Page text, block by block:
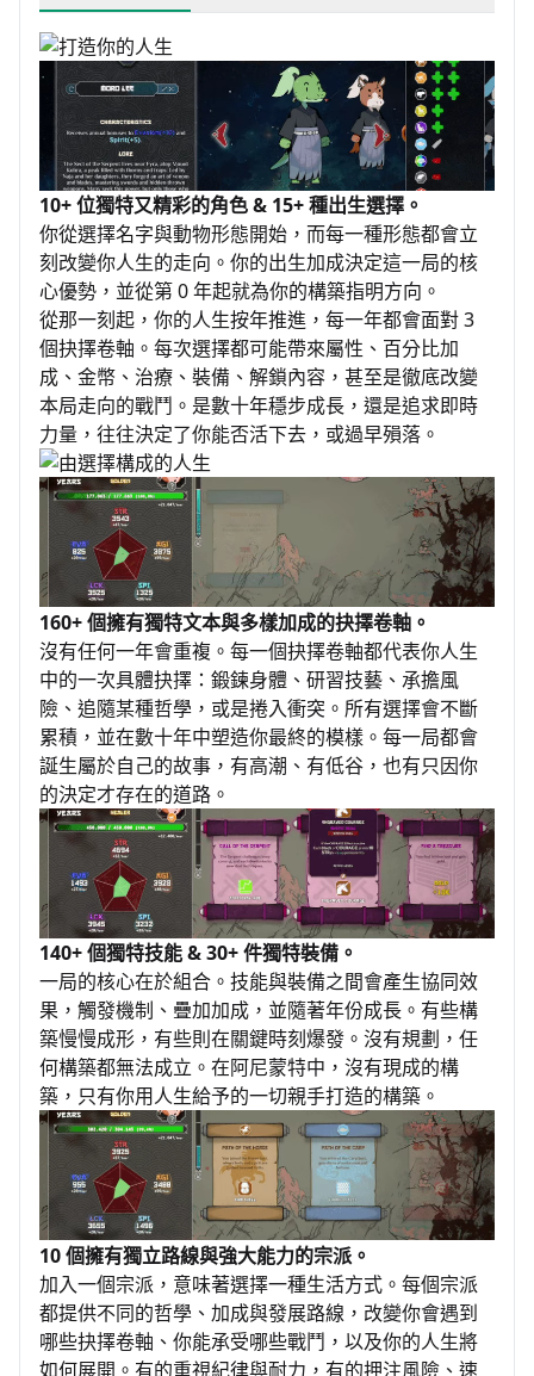
10+ 位獨特又精彩的角色 & 15+ 種出生選擇。
你從選擇名字與動物形態開始，而每一種形態都會立
刻改變你人生的走向。你的出生加成決定這一局的核
心優勢，並從第 0 年起就為你的構築指明方向。
從那一刻起，你的人生按年推進，每一年都會面對 3
個抉擇卷軸。每次選擇都可能帶來屬性、百分比加
成、金幣、治療、裝備、解鎖內容，甚至是徹底改變
本局走向的戰鬥。是數十年穩步成長，還是追求即時
力量，往往決定了你能否活下去，或過早殞落。
160+ 個擁有獨特文本與多樣加成的抉擇卷軸。
沒有任何一年會重複。每一個抉擇卷軸都代表你人生
中的一次具體抉擇：鍛鍊身體、研習技藝、承擔風
險、追隨某種哲學，或是捲入衝突。所有選擇會不斷
累積，並在數十年中塑造你最終的模樣。每一局都會
誕生屬於自己的故事，有高潮、有低谷，也有只因你
的決定才存在的道路。
140+ 個獨特技能 & 30+ 件獨特裝備。
一局的核心在於組合。技能與裝備之間會產生協同效
果，觸發機制、疊加加成，並隨著年份成長。有些構
築慢慢成形，有些則在關鍵時刻爆發。沒有規劃，任
何構築都無法成立。在阿尼蒙特中，沒有現成的構
築，只有你用人生給予的一切親手打造的構築。
10 個擁有獨立路線與強大能力的宗派。
加入一個宗派，意味著選擇一種生活方式。每個宗派
都提供不同的哲學、加成與發展路線，改變你會遇到
哪些抉擇卷軸、你能承受哪些戰鬥，以及你的人生將
如何展開。有的重視紀律與耐力，有的押注風險、速